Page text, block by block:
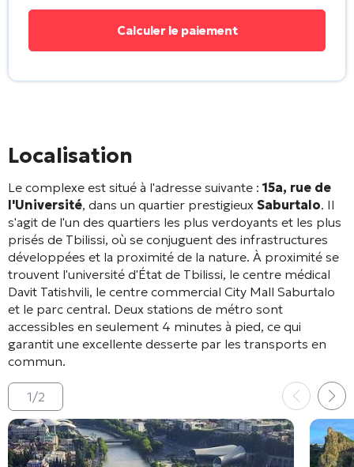
Localisation
Le complexe est situé à l'adresse suivante : 15a, rue de
l'Université, dans un quartier prestigieux Saburtalo. Il
s'agit de l'un des quartiers les plus verdoyants et les plus
prisés de Tbilissi, où se conjuguent des infrastructures
développées et la proximité de la nature. À proximité se
trouvent l'université d'État de Tbilissi, le centre médical
Davit Tatishvili, le centre commercial City Mall Saburtalo
et le parc central. Deux stations de métro sont
accessibles en seulement 4 minutes à pied, ce qui
garantit une excellente desserte par les transports en
commun.
1/2